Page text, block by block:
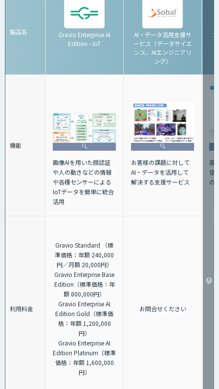
製品名
Gravio Enterprise AI
Edition - IoT
AI・データ活用支援サ
ービス（データサイエ
ンス、AIエンジニアリ
ング）
機能
画像AIを用いた顔認証
や人の動きなどの情報
や各種センサーによる
IoTデータを簡単に統合
活用
お客様の課題に対して
AI・データを活用して
解決する支援サービス
高
信
の
利用料金
Gravio Standard （標
準価格：年額 240,000
円／月額 20,000円）
Gravio Enterprise Base
Edition（標準価格：年
額 800,000円）
Gravio Enterprise AI
Edition Gold（標準価
格：年額 1,200,000
円）
Gravio Enterprise AI
Edition Platinum（標準
価格：年額 1,600,000
円）
お問合せください